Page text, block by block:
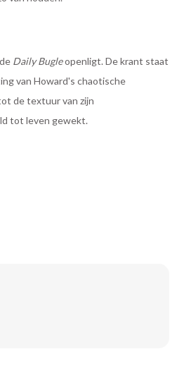
Daily Bugleopenligt. De krant staat
van Howard's chaotische
de textuur van zijn
tot leven gewekt.